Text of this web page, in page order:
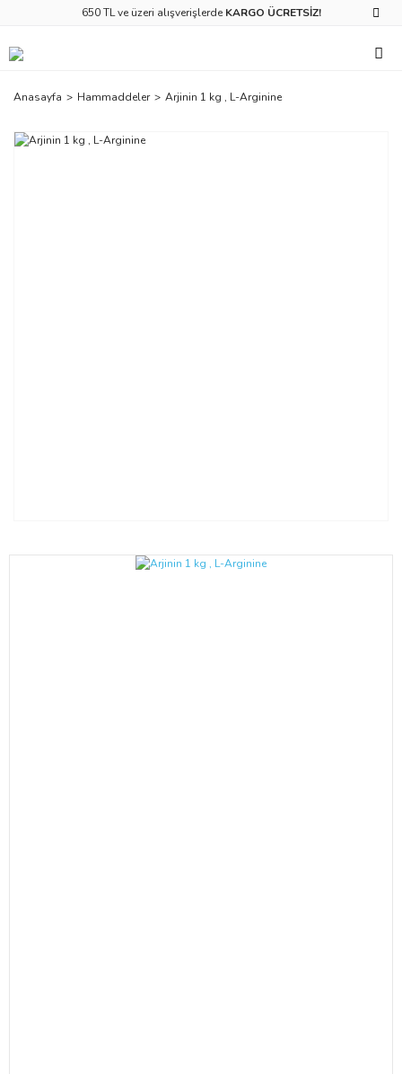
650 TL ve üzeri alışverişlerde KARGO ÜCRETSİZ!
Anasayfa Hammaddeler Arjinin 1 kg , L-Arginine